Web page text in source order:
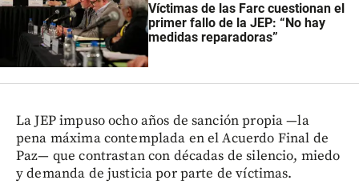
Víctimas de las Farc cuestionan el
primer fallo de la JEP: “No hay
medidas reparadoras”
La JEP impuso ocho años de sanción propia —la
pena máxima contemplada en el Acuerdo Final de
Paz— que contrastan con décadas de silencio, miedo
y demanda de justicia por parte de víctimas.